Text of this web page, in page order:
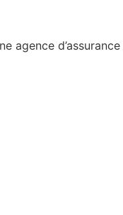
agence d’assurance